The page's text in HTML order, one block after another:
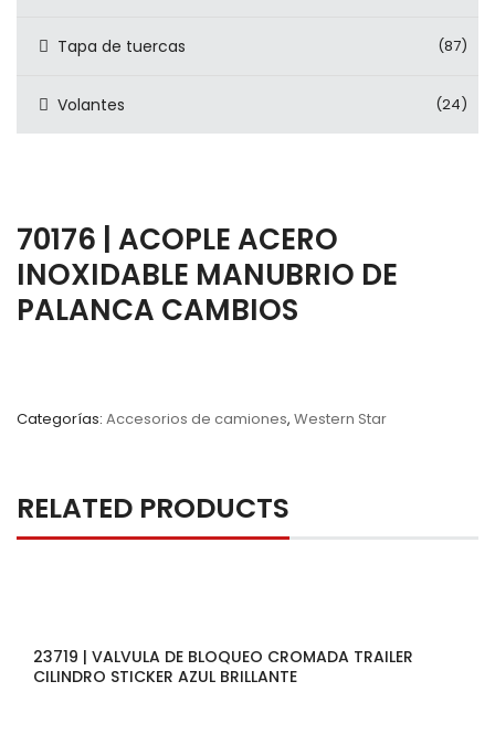
Tapa de tuercas (87)
Volantes (24)
70176 | ACOPLE ACERO
INOXIDABLE MANUBRIO DE
PALANCA CAMBIOS
Categorías: Accesorios de camiones, Western Star
RELATED PRODUCTS
23719 | VALVULA DE BLOQUEO CROMADA TRAILER
CILINDRO STICKER AZUL BRILLANTE